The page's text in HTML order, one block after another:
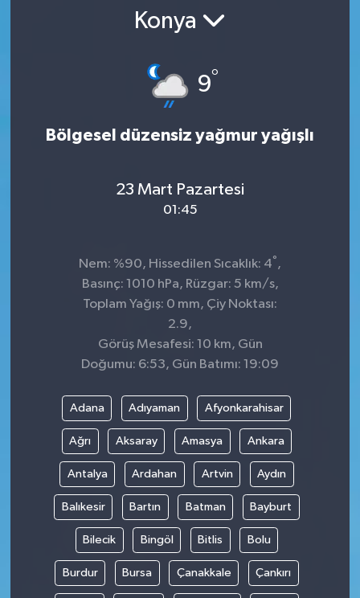
Konya
9°
Bölgesel düzensiz yağmur yağışlı
23 Mart Pazartesi
01:45
Nem: %90, Hissedilen Sıcaklık: 4° ,
Basınç: 1010 hPa, Rüzgar: 5 km/s,
Toplam Yağış: 0 mm, Çiy Noktası:
2.9,
Görüş Mesafesi: 10 km, Gün
Doğumu: 6:53, Gün Batımı: 19:09
Adana Adıyaman Afyonkarahisar
Ağrı Aksaray Amasya Ankara
Antalya Ardahan Artvin Aydın
Balıkesir Bartın Batman Bayburt
Bilecik Bingöl Bitlis Bolu
Burdur Bursa Çanakkale Çankırı